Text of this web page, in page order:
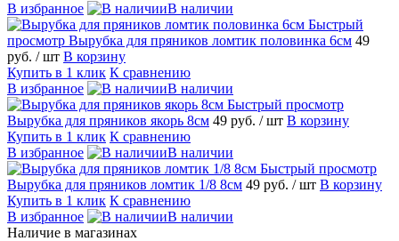
В избранное
В наличии
Быстрый
просмотр Вырубка для пряников ломтик половинка 6см 49
руб. / шт В корзину
Купить в 1 клик К сравнению
В избранное
В наличии
Быстрый просмотр
Вырубка для пряников якорь 8см 49 руб. / шт В корзину
Купить в 1 клик К сравнению
В избранное
В наличии
Быстрый просмотр
Вырубка для пряников ломтик 1/8 8см 49 руб. / шт В корзину
Купить в 1 клик К сравнению
В избранное
В наличии
Наличие в магазинах